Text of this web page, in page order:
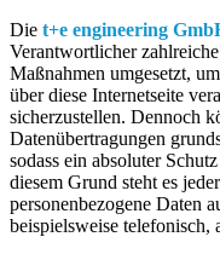
Die t+e engineering
Verantwortlicher
Maßnahmen umgesetzt,
über diese Internetseite
sicherzustellen. Dennoch
Datenübertragungen
sodass ein absoluter
diesem Grund steht es
personenbezogene Daten
beispielsweise telefonisch,